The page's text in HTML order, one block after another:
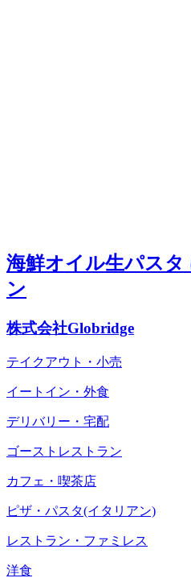
海鮮オイル生パス
ン
株式会社Globridge
テイクアウト・小売
イートイン・外食
デリバリー・宅配
ゴーストレストラン
カフェ・喫茶店
ピザ・パスタ(イタリアン)
レストラン・ファミレス
洋食